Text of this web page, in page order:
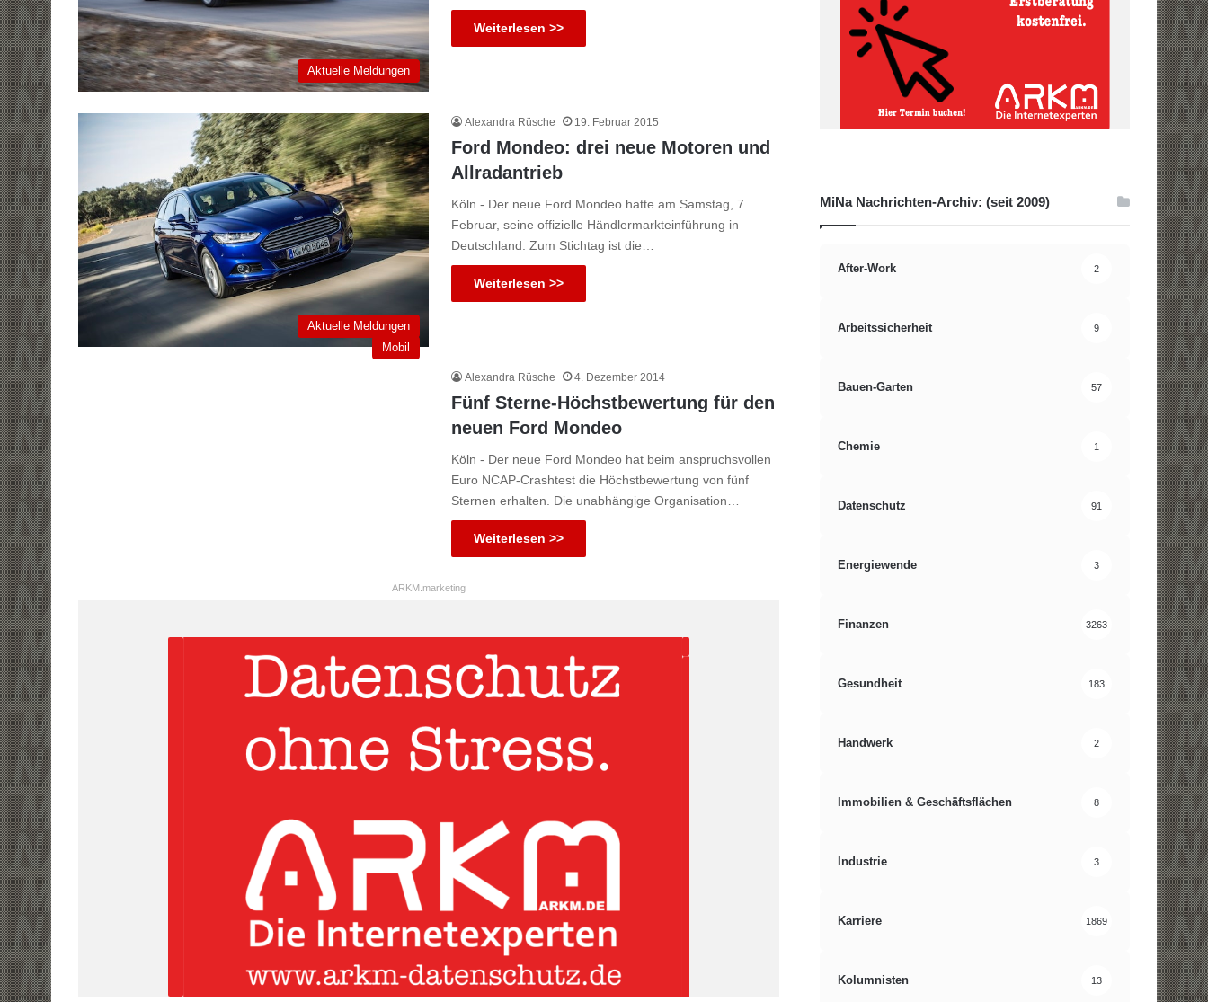
Aktuelle Meldungen
Weiterlesen >>
Aktuelle Meldungen
Alexandra Rüsche 19. Februar 2015
Ford Mondeo: drei neue Motoren und
Allradantrieb
Köln - Der neue Ford Mondeo hatte am Samstag, 7.
Februar, seine offizielle Händlermarkteinführung in
Deutschland. Zum Stichtag ist die…
Weiterlesen >>
Mobil
Alexandra Rüsche 4. Dezember 2014
Fünf Sterne-Höchstbewertung für den
neuen Ford Mondeo
Köln - Der neue Ford Mondeo hat beim anspruchsvollen
Euro NCAP-Crashtest die Höchstbewertung von fünf
Sternen erhalten. Die unabhängige Organisation…
Weiterlesen >>
ARKM.marketing
MiNa Nachrichten-Archiv: (seit 2009)
After-Work 2
Arbeitssicherheit 9
Bauen-Garten 57
Chemie 1
Datenschutz 91
Energiewende 3
Finanzen 3263
Gesundheit 183
Handwerk 2
Immobilien & Geschäftsflächen 8
Industrie 3
Karriere 1869
Kolumnisten 13